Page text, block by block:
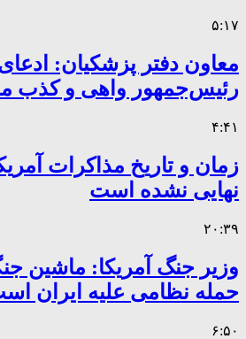
۵:۱۷
معاون دفتر پزشکیان:
رئیس‌جمهور واهی و
۴:۴۱
زمان و تاریخ مذاکرات
نهایی نشده است
۲۰:۳۹
وزیر جنگ آمریکا: ماشین
حمله نظامی علیه ایران
۶:۵۰